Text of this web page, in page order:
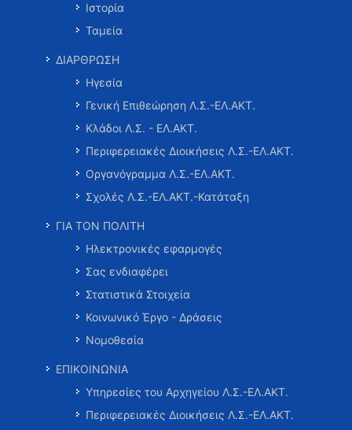
Ιστορία
Ταμεία
ΔΙΑΡΘΡΩΣΗ
Ηγεσία
Γενική Επιθεώρηση Λ.Σ.-ΕΛ.ΑΚΤ.
Κλάδοι Λ.Σ. - ΕΛ.ΑΚΤ.
Περιφερειακές Διοικήσεις Λ.Σ.-ΕΛ.ΑΚΤ.
Οργανόγραμμα Λ.Σ.-ΕΛ.ΑΚΤ.
Σχολές Λ.Σ.-ΕΛ.ΑΚΤ.-Κατάταξη
ΓΙΑ ΤΟΝ ΠΟΛΙΤΗ
Ηλεκτρονικές εφαρμογές
Σας ενδιαφέρει
Στατιστικά Στοιχεία
Κοινωνικό Έργο - Δράσεις
Νομοθεσία
ΕΠΙΚΟΙΝΩΝΙΑ
Υπηρεσίες του Αρχηγείου Λ.Σ.-ΕΛ.ΑΚΤ.
Περιφερειακές Διοικήσεις Λ.Σ.-ΕΛ.ΑΚΤ.